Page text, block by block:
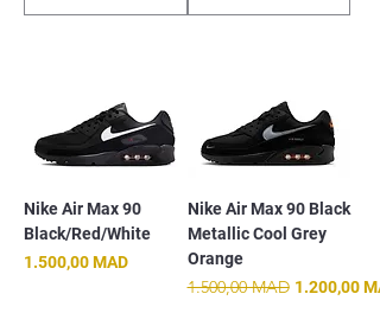
Nike Air Max 90
Black/Red/White
Prix
1.500,00 MAD
Nike Air Max 90 Black
Metallic Cool Grey
Orange
Prix original
1.500,00 MAD Prix
1.200,00